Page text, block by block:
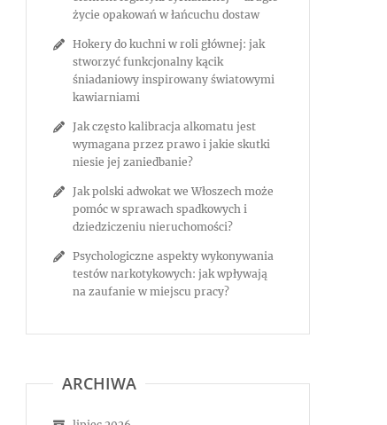
życie opakowań w łańcuchu dostaw
Hokery do kuchni w roli głównej: jak
stworzyć funkcjonalny kącik
śniadaniowy inspirowany światowymi
kawiarniami
Jak często kalibracja alkomatu jest
wymagana przez prawo i jakie skutki
niesie jej zaniedbanie?
Jak polski adwokat we Włoszech może
pomóc w sprawach spadkowych i
dziedziczeniu nieruchomości?
Psychologiczne aspekty wykonywania
testów narkotykowych: jak wpływają
na zaufanie w miejscu pracy?
ARCHIWA